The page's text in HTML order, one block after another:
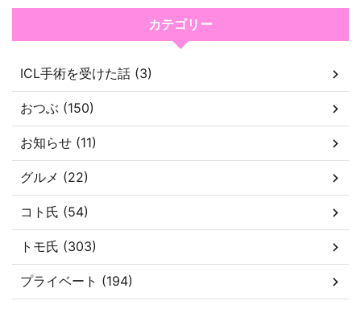
カテゴリー
ICL手術を受けた話 (3)
おつぶ (150)
お知らせ (11)
グルメ (22)
コト氏 (54)
トモ氏 (303)
プライベート (194)